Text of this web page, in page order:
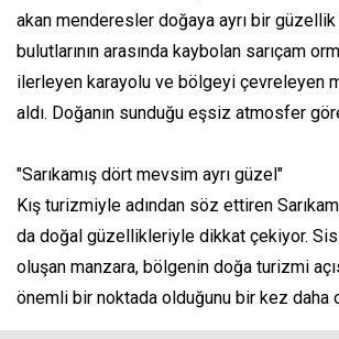
akan menderesler doğaya ayrı bir güzellik
bulutlarının arasında kaybolan sarıçam
ilerleyen karayolu ve bölgeyi çevreleyen
aldı. Doğanın sunduğu eşsiz atmosfer
"Sarıkamış dört mevsim ayrı güzel"
Kış turizmiyle adından söz ettiren
da doğal güzellikleriyle dikkat çekiyor. Sis
oluşan manzara, bölgenin doğa turizmi
önemli bir noktada olduğunu bir kez daha